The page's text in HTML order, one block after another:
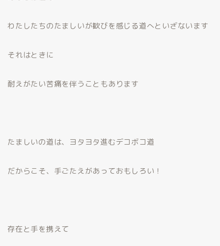
わたしたちのたましいが歓びを感じる道へといざないます
それはときに
耐えがたい苦痛を伴うこともあります
たましいの道は、ヨタヨタ進むデコボコ道
だからこそ、手ごたえがあっておもしろい！
存在と手を携えて